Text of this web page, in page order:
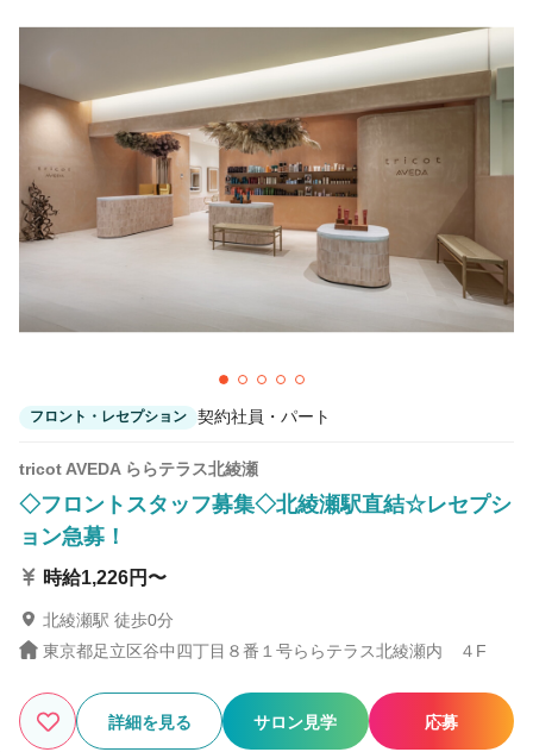
Tink 関内【ティンク】
Tink 天神【ティンク】
天神駅 徒歩5分
shanti 平岸店【シャンティ】
平岸(札幌市営)駅 徒歩5分
フロント・レセプション 契約社員・パート
tricot AVEDA ららテラス北綾瀬
◇フロントスタッフ募集◇北綾瀬駅直結☆レセプシ
ョン急募！
時給1,226円〜
北綾瀬駅 徒歩0分
東京都足立区谷中四丁目８番１号ららテラス北綾瀬内 ４F
詳細を見る サロン見学 応募